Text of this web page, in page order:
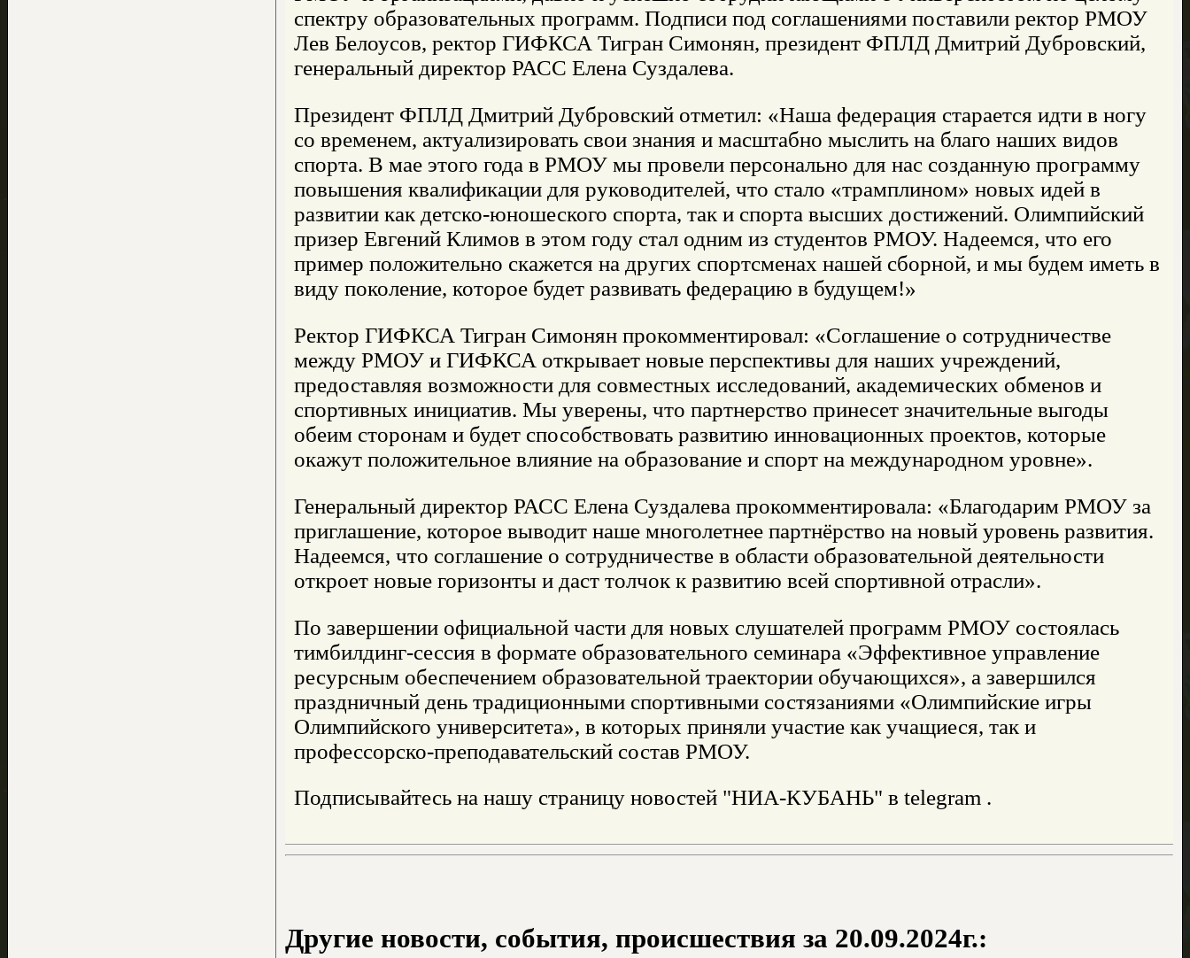
спектру образовательных программ. Подписи под соглашениями поставили ректор РМОУ
Лев Белоусов, ректор ГИФКСА Тигран Симонян, президент ФПЛД Дмитрий Дубровский,
генеральный директор РАСС Елена Суздалева.
Президент ФПЛД Дмитрий Дубровский отметил: «Наша федерация старается идти в ногу
со временем, актуализировать свои знания и масштабно мыслить на благо наших видов
спорта. В мае этого года в РМОУ мы провели персонально для нас созданную программу
повышения квалификации для руководителей, что стало «трамплином» новых идей в
развитии как детско-юношеского спорта, так и спорта высших достижений. Олимпийский
призер Евгений Климов в этом году стал одним из студентов РМОУ. Надеемся, что его
пример положительно скажется на других спортсменах нашей сборной, и мы будем иметь в
виду поколение, которое будет развивать федерацию в будущем!»
Ректор ГИФКСА Тигран Симонян прокомментировал: «Соглашение о сотрудничестве
между РМОУ и ГИФКСА открывает новые перспективы для наших учреждений,
предоставляя возможности для совместных исследований, академических обменов и
спортивных инициатив. Мы уверены, что партнерство принесет значительные выгоды
обеим сторонам и будет способствовать развитию инновационных проектов, которые
окажут положительное влияние на образование и спорт на международном уровне».
Генеральный директор РАСС Елена Суздалева прокомментировала: «Благодарим РМОУ за
приглашение, которое выводит наше многолетнее партнёрство на новый уровень развития.
Надеемся, что соглашение о сотрудничестве в области образовательной деятельности
откроет новые горизонты и даст толчок к развитию всей спортивной отрасли».
По завершении официальной части для новых слушателей программ РМОУ состоялась
тимбилдинг-сессия в формате образовательного семинара «Эффективное управление
ресурсным обеспечением образовательной траектории обучающихся», а завершился
праздничный день традиционными спортивными состязаниями «Олимпийские игры
Олимпийского университета», в которых приняли участие как учащиеся, так и
профессорско-преподавательский состав РМОУ.
Подписывайтесь на нашу страницу новостей "НИА-КУБАНЬ" в telegram .
Другие новости, события, происшествия за 20.09.2024г.: